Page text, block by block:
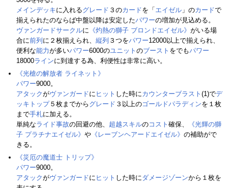
メインデッキに入れるグレード ３のカードを「 エイゼル 」のカードで
揃えられたのならば中盤以降は安定したパワーの増加が見込める。
ヴァンガードサークルに 《灼熱の獅子 ブロンドエイゼル》 がいる場
合に前列 に２枚揃えられ、 縦列 ３つをパワー12000以上で揃えられ、
便利な能力が多いパワー6000のユニット のブースト をでもパワー
18000ラインに到達する為、利便性は非常に高い。
《光槍の解放者 ライネット》
パワー9000。
アタックがヴァンガードに ヒット した時にカウンターブラスト (1)でデ
ッキトップ５枚までから グレード ３以上のゴールドパラディンを１枚
まで手札に加える。
単純なライド事故の回避の他、 超越スキルのコスト 確保、
《光輝の獅
子 プラチナエイゼル》 や 《レーブンヘアードエイゼル》 の補助がで
きる。
《災厄の魔道士 トリップ》
パワー9000。
アタックがヴァンガードに ヒット した時にダメージゾーンから１枚を